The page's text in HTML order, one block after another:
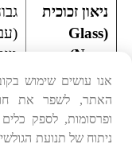
ניאון זכוכית
(Glass
Neon)
אנו עושים שימוש
האתר, לשפר את
ופרסומות, לספק
ניתוח של תנועת